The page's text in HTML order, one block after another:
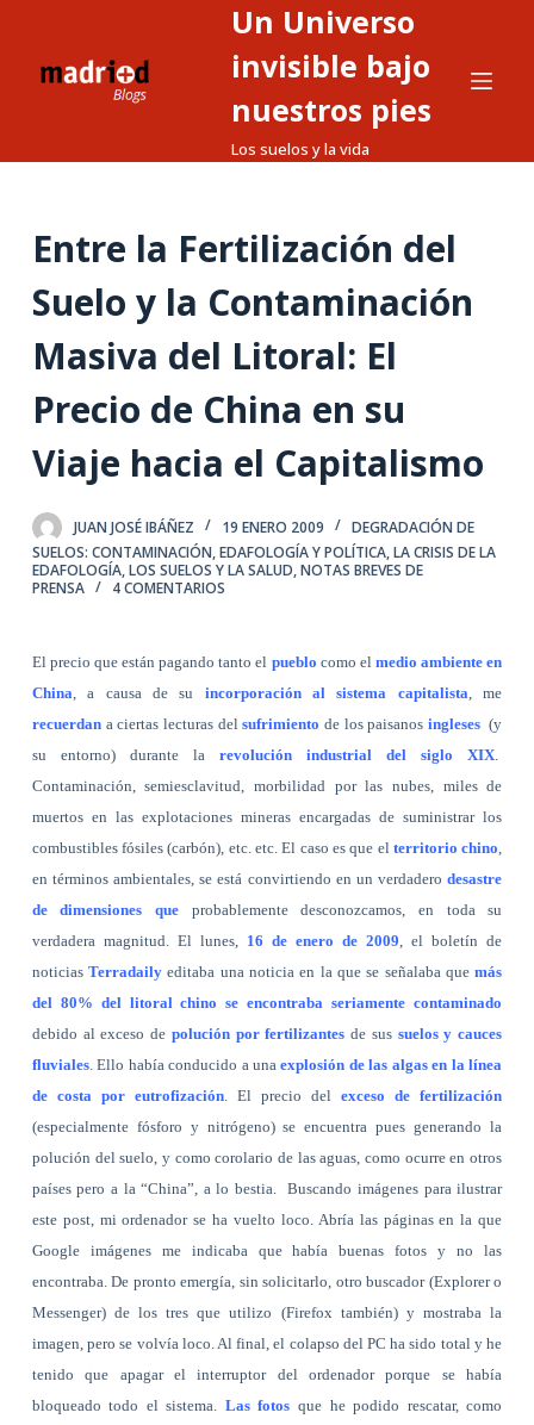
o
o
Un Universo
invisible bajo
nuestros pies
Los suelos y la vida
Entre la Fertilización del
Suelo y la Contaminación
Masiva del Litoral: El
Precio de China en su
Viaje hacia el Capitalismo
JUAN JOSÉ IBÁÑEZ 19 ENERO 2009
DEGRADACIÓN DE
SUELOS: CONTAMINACIÓN,EDAFOLOGÍA Y POLÍTICA,LA CRISIS DE LA
EDAFOLOGÍA,LOS SUELOS Y LA SALUD,NOTAS BREVES DE
PRENSA
4 COMENTARIOS
El precio que están pagando tanto el pueblo como el medio ambiente en
China , a causa de su incorporación al sistema capitalista , me
recuerdana ciertas lecturas delsufrimiento de los paisanos ingleses (y
su entorno)
durante la revolución industrial del siglo XIX
Contaminación, semiesclavitud, morbilidad por las nubes, miles de
muertos en las explotaciones mineras encargadas de suministrar los
combustibles fósiles (carbón), etc. etc. El caso es que el territorio chino
en términos ambientales, se está convirtiendo en un verdaderodesastre
de dimensiones que probablemente desconozcamos, en toda su
verdadera magnitud. El lunes, 16 de enero de 2009 , el boletín de
noticiasTerradailyeditaba una noticia en la que se señalaba quemás
del 80% del litoral chino se encontraba seriamente contaminado
debido al exceso de polución por fertilizantes de sus suelos y cauces
fluviales. Ello había conducido a una explosión de las algas en la línea
de costa por eutrofización. El precio delexceso de fertilización
(especialmente fósforo y nitrógeno) se encuentra pues generando la
polución del suelo, y como corolario de las aguas, como ocurre en otros
países pero a la “China”, a lo bestia.
Buscando imágenes para ilustrar
este post, mi ordenador se ha vuelto loco. Abría las páginas en la que
Google imágenes me indicaba que había buenas fotos y no las
encontraba. De pronto emergía, sin solicitarlo, otro buscador (Explorer o
Messenger) de los tres que utilizo (Firefox también) y mostraba la
imagen, pero se volvía loco. Al final, el colapso del PC ha sido total y he
tenido que apagar el interruptor del ordenador porque se había
bloqueado todo el sistema. Las fotos que he podido rescatar, como